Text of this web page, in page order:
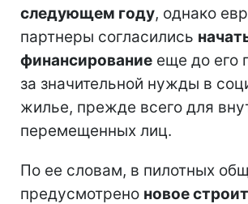
следующем году, однако
партнеры согласились
финансирование еще до его
за значительной нужды в
жилье, прежде всего для
перемещенных лиц.
По ее словам, в пилотных
предусмотрено новое